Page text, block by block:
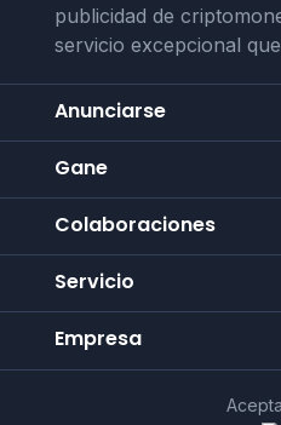
publicidad de
servicio excepcional
Anunciarse
Gane
Colaboraciones
Servicio
Empresa